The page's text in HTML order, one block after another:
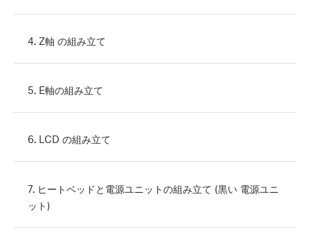
4. Z軸 の組み立て
5. E軸の組み立て
6. LCD の組み立て
7. ヒートベッドと電源ユニットの組み立て (黒い 電源ユニ
ット)